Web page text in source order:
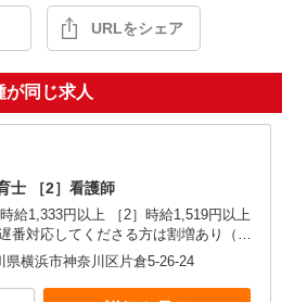
URLをシェア
が同じ求人
士 ［2］看護師
時給1,333円以上 ［2］時給1,519円以上
番対応してくださる方は割増あり（応
用・研修期間3ヶ月（本採用と同じ）
県横浜市神奈川区片倉5-26-24